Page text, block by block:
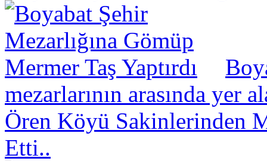
mezarlarının arasında yer
Ören Köyü Sakinlerinden
Etti..